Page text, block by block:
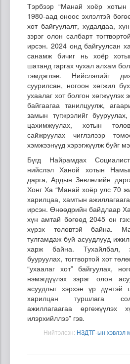
Тэрбээр “Манай хоёр хотын
1980-аад оноос эхлэлтэй
хот байгуулалт, худалдаа,
зэрэг олон салбарт
ирсэн. 2024 онд байгуулсан
санамж бичиг нь хоёр
шатанд гаргах чухал алхам
тэмдэглэв. Нийслэлийг
суурилсан, ногоон хөгжил
ухаалаг хот болгон хөгжүүлэх
байгаагаа танилцуулж,
замын түгжрэлийг
цахимжуулах, хотын
сайжруулах чиглэлээр
хэмжээнүүд хэрэгжүүлж буйг
Бүгд Найрамдах
нийслэл Ханой хотын
дарга, Ардын Зөвлөлийн
Хонг Ха “Манай хоёр улс 70
харилцаа, хамтын
ирсэн. Өнөөдрийн байдлаар
хүн амтай бөгөөд 2045 он
хүрэх төлөвтэй байна.
тулгамдаж буй асуудлууд
харж байна. Тухайлбал,
бууруулах, тогтвортой хот
“ухаалаг хот” байгуулах,
нэмэгдүүлэх зэрэг олон
асуудлыг хэрхэн үр дүнтэй
харилцан туршлага
ажиллагаагаа өргөжүүлэх
илэрхийллээ” гэв.
Нийтэлсэн: НЗДТГ-ын хэвлэл